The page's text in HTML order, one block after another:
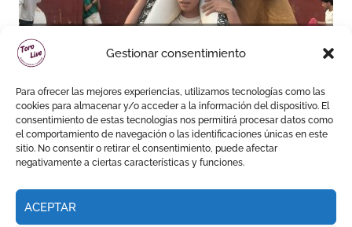
Gestionar consentimiento
Para ofrecer las mejores experiencias, utilizamos tecnologías como las
cookies para almacenar y/o acceder a la información del dispositivo. El
consentimiento de estas tecnologías nos permitirá procesar datos como
el comportamiento de navegación o las identificaciones únicas en este
sitio. No consentir o retirar el consentimiento, puede afectar
negativamente a ciertas características y funciones.
ACEPTAR
Pedro de la Hermosa sale a
hombros en el segundo
festejo de “La Almendra de
Plata” de Gor